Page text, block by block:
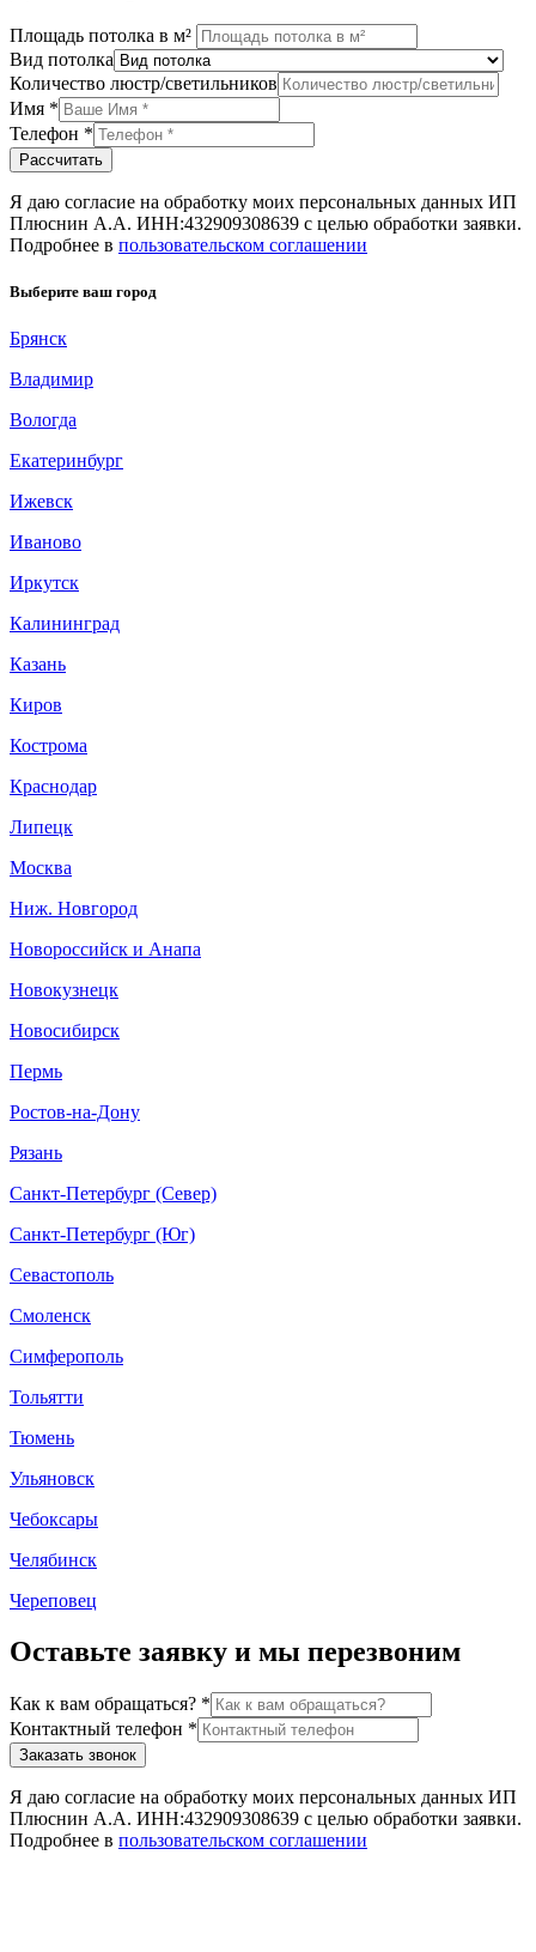
Площадь потолка в м²
Вид потолка
Количество люстр/светильников
Имя *
Телефон *
Рассчитать
Я даю согласие на обработку моих персональных данных ИП
Плюснин А.А. ИНН:432909308639 с целью обработки заявки.
Подробнее в пользовательском соглашении
Выберите ваш город
Брянск
Владимир
Вологда
Екатеринбург
Ижевск
Иваново
Иркутск
Калининград
Казань
Киров
Кострома
Краснодар
Липецк
Москва
Ниж. Новгород
Новороссийск и Анапа
Новокузнецк
Новосибирск
Пермь
Ростов-на-Дону
Рязань
Санкт-Петербург (Север)
Санкт-Петербург (Юг)
Севастополь
Смоленск
Симферополь
Тольятти
Тюмень
Ульяновск
Чебоксары
Челябинск
Череповец
Оставьте заявку и мы перезвоним
Как к вам обращаться? *
Контактный телефон *
Заказать звонок
Я даю согласие на обработку моих персональных данных ИП
Плюснин А.А. ИНН:432909308639 с целью обработки заявки.
Подробнее в пользовательском соглашении